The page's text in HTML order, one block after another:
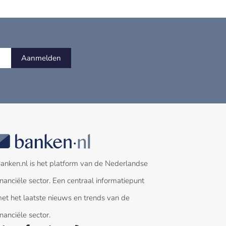
Aanmelden
is het platform van de Nederlandse
sector. Een centraal informatiepunt
het laatste nieuws en trends van de
sector.